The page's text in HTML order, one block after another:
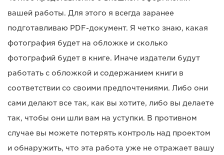
вашей работы. Для этого я всегда заранее
подготавливаю PDF-документ. Я четко знаю, какая
фотография будет на обложке и сколько
фотографий будет в книге. Иначе издатели будут
работать с обложкой и содержанием книги в
соответствии со своими предпочтениями. Либо они
сами делают все так, как вы хотите, либо вы делаете
так, чтобы они шли вам на уступки. В противном
случае вы можете потерять контроль над проектом
и обнаружить, что эта работа уже не отражает вашу